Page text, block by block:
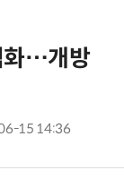
화…개방
15 14:36